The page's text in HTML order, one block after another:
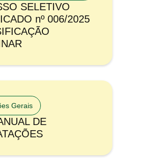
SELETIVO
nº 006/2025
Gerais
DE